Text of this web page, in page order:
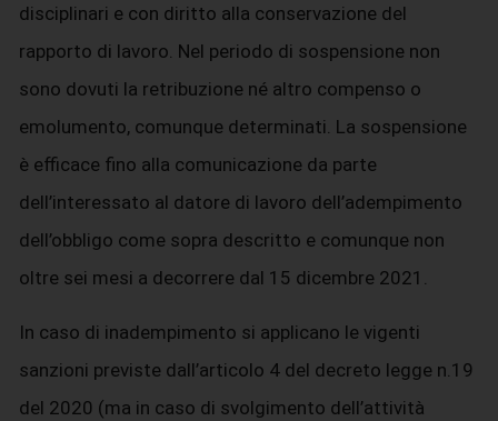
disciplinari e con diritto alla conservazione del
rapporto di lavoro. Nel periodo di sospensione non
sono dovuti la retribuzione né altro compenso o
emolumento, comunque determinati. La sospensione
è efficace fino alla comunicazione da parte
dell’interessato al datore di lavoro dell’adempimento
dell’obbligo come sopra descritto e comunque non
oltre sei mesi a decorrere dal 15 dicembre 2021.
In caso di inadempimento si applicano le vigenti
sanzioni previste dall’articolo 4 del decreto legge n.19
del 2020 (ma in caso di svolgimento dell’attività